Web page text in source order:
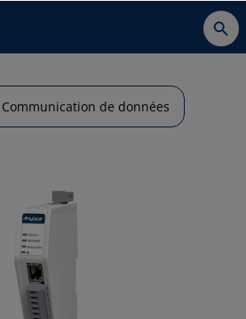
Communication de données